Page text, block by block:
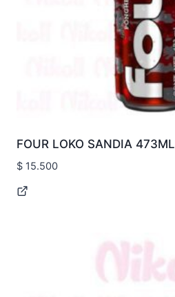
FOUR LOKO SANDIA 473ML
$ 15.500